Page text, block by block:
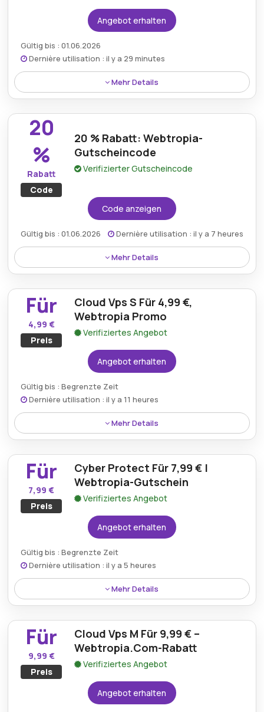
Angebot erhalten
Gültig bis : 01.06.2026
Dernière utilisation : il y a 29 minutes
Mehr Details
Sichern Sie sich mit Webtropia eine kostenlose .DE-
Domain und profitieren Sie von außergewöhnlichen
Rabatten auf Premium-Hosting-Lösungen.
20
%
Rabatt
Code
20 % Rabatt: Webtropia-
Gutscheincode
Verifizierter Gutscheincode
Code anzeigen
Gültig bis : 01.06.2026 Dernière utilisation : il y a 7 heures
Mehr Details
Sichern Sie sich mit einem Webtropia-
Gutscheincode einen fantastischen Preisnachlass
von 20 % und machen Sie so hochwertige Hosting-
Dienste erschwinglicher.
Für
4,99 €
Preis
Cloud Vps S Für 4,99 €,
Webtropia Promo
Verifiziertes Angebot
Angebot erhalten
Gültig bis : Begrenzte Zeit
Dernière utilisation : il y a 11 heures
Mehr Details
Erhalten Sie zuverlässiges Cloud-VPS-S-Hosting für
nur 4,99 € mit einer unglaublichen Webtropia-Aktion
für preisbewusste Benutzer.
Für
7,99 €
Preis
Cyber Protect Für 7,99 € |
Webtropia-Gutschein
Verifiziertes Angebot
Angebot erhalten
Gültig bis : Begrenzte Zeit
Dernière utilisation : il y a 5 heures
Mehr Details
Schützen Sie digitale Vermögenswerte mit Cyber ??
Protect für nur 7,99 € mit einem exklusiven
Webtropia-Gutschein für mehr Sicherheit.
Für
9,99 €
Preis
Cloud Vps M Für 9,99 € –
Webtropia.Com-Rabatt
Verifiziertes Angebot
Angebot erhalten